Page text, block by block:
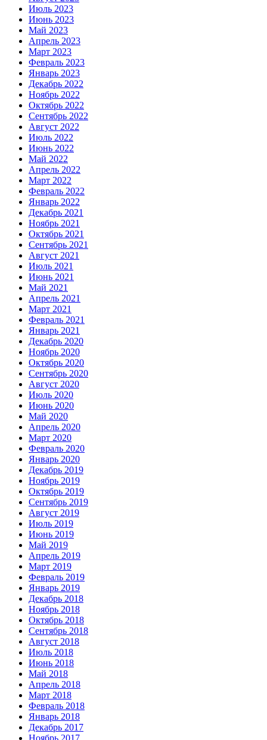
Июль 2023
Июнь 2023
Май 2023
Апрель 2023
Март 2023
Февраль 2023
Январь 2023
Декабрь 2022
Ноябрь 2022
Октябрь 2022
Сентябрь 2022
Август 2022
Июль 2022
Июнь 2022
Май 2022
Апрель 2022
Март 2022
Февраль 2022
Январь 2022
Декабрь 2021
Ноябрь 2021
Октябрь 2021
Сентябрь 2021
Август 2021
Июль 2021
Июнь 2021
Май 2021
Апрель 2021
Март 2021
Февраль 2021
Январь 2021
Декабрь 2020
Ноябрь 2020
Октябрь 2020
Сентябрь 2020
Август 2020
Июль 2020
Июнь 2020
Май 2020
Апрель 2020
Март 2020
Февраль 2020
Январь 2020
Декабрь 2019
Ноябрь 2019
Октябрь 2019
Сентябрь 2019
Август 2019
Июль 2019
Июнь 2019
Май 2019
Апрель 2019
Март 2019
Февраль 2019
Январь 2019
Декабрь 2018
Ноябрь 2018
Октябрь 2018
Сентябрь 2018
Август 2018
Июль 2018
Июнь 2018
Май 2018
Апрель 2018
Март 2018
Февраль 2018
Январь 2018
Декабрь 2017
Ноябрь 2017